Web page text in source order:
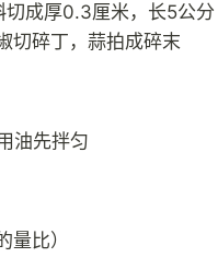
切成厚0.3厘米，长5公分
切碎丁，蒜拍成碎末
油先拌匀
比）